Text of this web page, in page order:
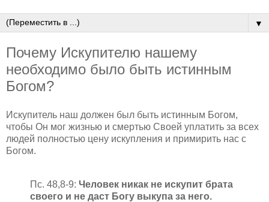
▼
Почему Искупителю нашему
необходимо было быть истинным
Богом?
Искупитель наш должен был быть истинным Богом,
чтобы Он мог жизнью и смертью Своей уплатить за всех
людей полностью цену искупления и примирить нас с
Богом.
Пс. 48,8-9: Человек никак не искупит брата
своего и не даст Богу выкупа за него.